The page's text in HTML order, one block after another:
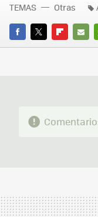
FACEBOOK
TWITTERFLIPBOARD
E-
TEMAS Otras